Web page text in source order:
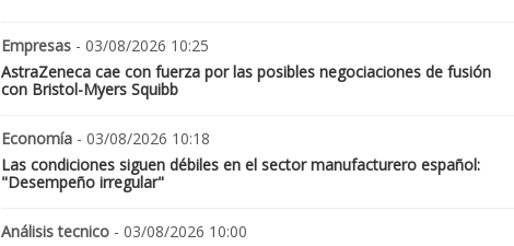
Empresas - 03/08/2026 10:25
AstraZeneca cae con fuerza por las posibles negociaciones de fusión
con Bristol-Myers Squibb
Economía - 03/08/2026 10:18
Las condiciones siguen débiles en el sector manufacturero español:
"Desempeño irregular"
Análisis tecnico - 03/08/2026 10:00